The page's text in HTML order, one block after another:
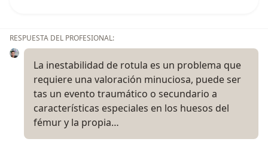
RESPUESTA DEL PROFESIONAL:
La inestabilidad de rotula es un problema que
requiere una valoración minuciosa, puede ser
tas un evento traumático o secundario a
características especiales en los huesos del
fémur y la propia…